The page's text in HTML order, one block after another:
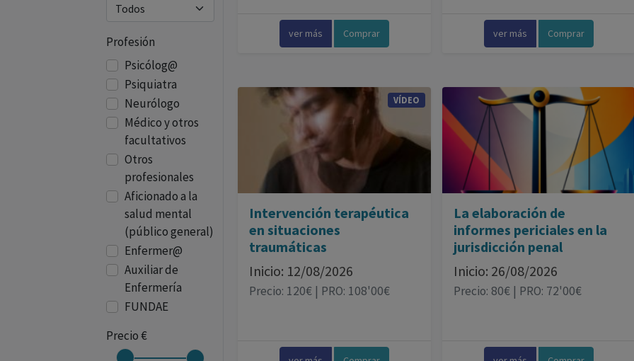
Profesión
Psicólog@
Psiquiatra
Neurólogo
Médico y otros
facultativos
Otros
profesionales
Aficionado a la
salud mental
(público general)
Enfermer@
Auxiliar de
Enfermería
FUNDAE
Precio €
ver más Comprar ver más Comprar
VÍDEO
Intervención terapéutica
en situaciones
traumáticas
Inicio: 12/08/2026
Precio: 120€ | PRO: 108'00€
La elaboración de
informes periciales en la
jurisdicción penal
Inicio: 26/08/2026
Precio: 80€ | PRO: 72'00€